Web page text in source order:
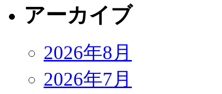
アーカイブ
2026年8月
2026年7月